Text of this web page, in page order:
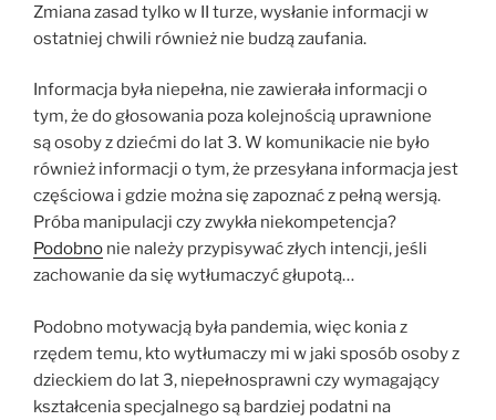
Zmiana zasad tylko w II turze, wysłanie informacji w
ostatniej chwili również nie budzą zaufania.
Informacja była niepełna, nie zawierała informacji o
tym, że do głosowania poza kolejnością uprawnione
są osoby z dziećmi do lat 3. W komunikacie nie było
również informacji o tym, że przesyłana informacja jest
częściowa i gdzie można się zapoznać z pełną wersją.
Próba manipulacji czy zwykła niekompetencja?
Podobno nie należy przypisywać złych intencji, jeśli
zachowanie da się wytłumaczyć głupotą…
Podobno motywacją była pandemia, więc konia z
rzędem temu, kto wytłumaczy mi w jaki sposób osoby z
dzieckiem do lat 3, niepełnosprawni czy wymagający
kształcenia specjalnego są bardziej podatni na